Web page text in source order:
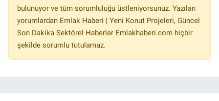
bulunuyor ve tüm sorumluluğu üstleniyorsunuz. Yazılan
yorumlardan Emlak Haberi | Yeni Konut Projeleri, Güncel
Son Dakika Sektörel Haberler Emlakhaberi.com hiçbir
şekilde sorumlu tutulamaz.